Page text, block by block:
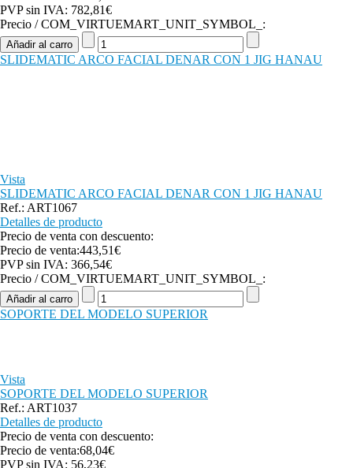
PVP sin IVA: 782,81€
Precio / COM_VIRTUEMART_UNIT_SYMBOL_:
SLIDEMATIC ARCO FACIAL DENAR CON 1 JIG HANAU
Vista
SLIDEMATIC ARCO FACIAL DENAR CON 1 JIG HANAU
Ref.: ART1067
Detalles de producto
Precio de venta con descuento:
Precio de venta:443,51€
PVP sin IVA: 366,54€
Precio / COM_VIRTUEMART_UNIT_SYMBOL_:
SOPORTE DEL MODELO SUPERIOR
Vista
SOPORTE DEL MODELO SUPERIOR
Ref.: ART1037
Detalles de producto
Precio de venta con descuento:
Precio de venta:68,04€
PVP sin IVA: 56,23€